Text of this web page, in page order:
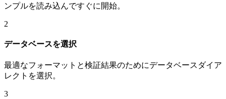
ンプルを読み込んですぐに開始。
2
データベースを選択
最適なフォーマットと検証結果のためにデータベースダイア
レクトを選択。
3